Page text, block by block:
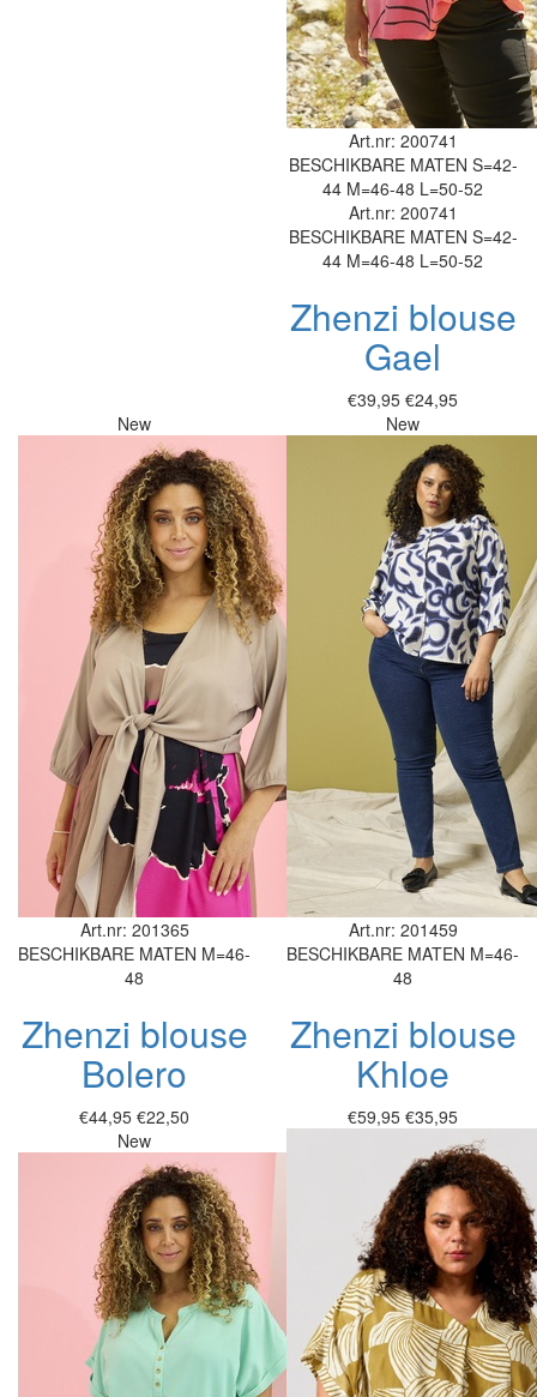
Art.nr: 200741
BESCHIKBARE MATEN S=42-
44 M=46-48 L=50-52
Art.nr: 200741
BESCHIKBARE MATEN S=42-
44 M=46-48 L=50-52
Zhenzi blouse
Gael
€39,95 €24,95
New
Art.nr: 201365
BESCHIKBARE MATEN M=46-
48
Zhenzi blouse
Bolero
€44,95 €22,50
New
Art.nr: 201459
BESCHIKBARE MATEN M=46-
48
Zhenzi blouse
Khloe
€59,95 €35,95
New